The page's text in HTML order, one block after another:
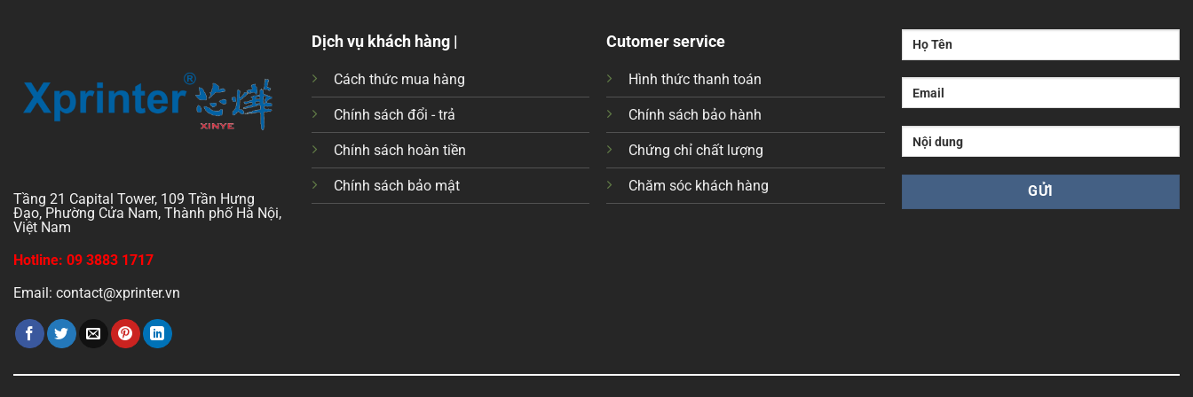
Tầng 21 Capital Tower, 109 Trần Hưng
Đạo, Phường Cửa Nam, Thành phố Hà Nội,
Việt Nam
Hotline: 09 3883 1717
Email: contact@xprinter.vn
Dịch vụ khách hàng |
Cách thức mua hàng
Chính sách đổi - trả
Chính sách hoàn tiền
Chính sách bảo mật
Cutomer service
Hình thức thanh toán
Chính sách bảo hành
Chứng chỉ chất lượng
Chăm sóc khách hàng